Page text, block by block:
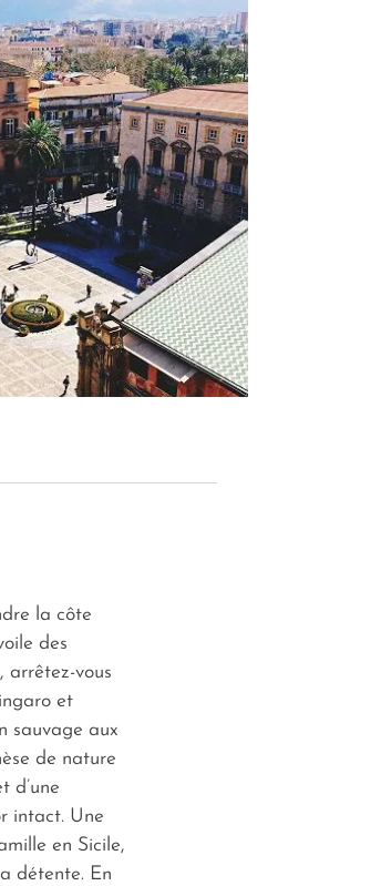
la côte
des
arrêtez-vous
et
sauvage aux
de nature
d’une
intact. Une
en Sicile,
détente. En